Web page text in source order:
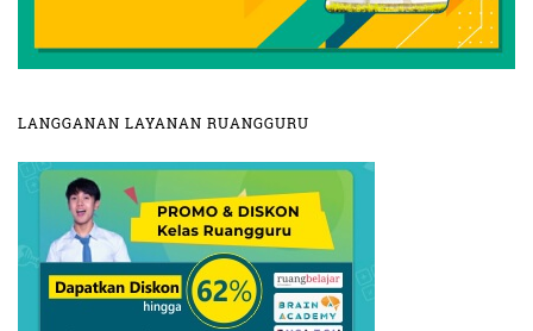
LANGGANAN LAYANAN RUANGGURU